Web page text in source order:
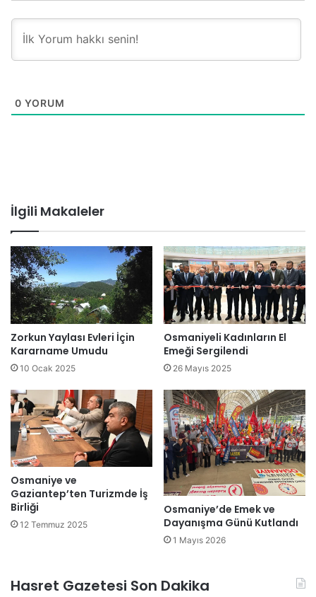
0 YORUM
İlgili Makaleler
Zorkun Yaylası Evleri İçin
Kararname Umudu
10 Ocak 2025
Osmaniyeli Kadınların El
Emeği Sergilendi
26 Mayıs 2025
Osmaniye ve
Gaziantep’ten Turizmde İş
Birliği
12 Temmuz 2025
Osmaniye’de Emek ve
Dayanışma Günü Kutlandı
1 Mayıs 2026
Hasret Gazetesi Son Dakika